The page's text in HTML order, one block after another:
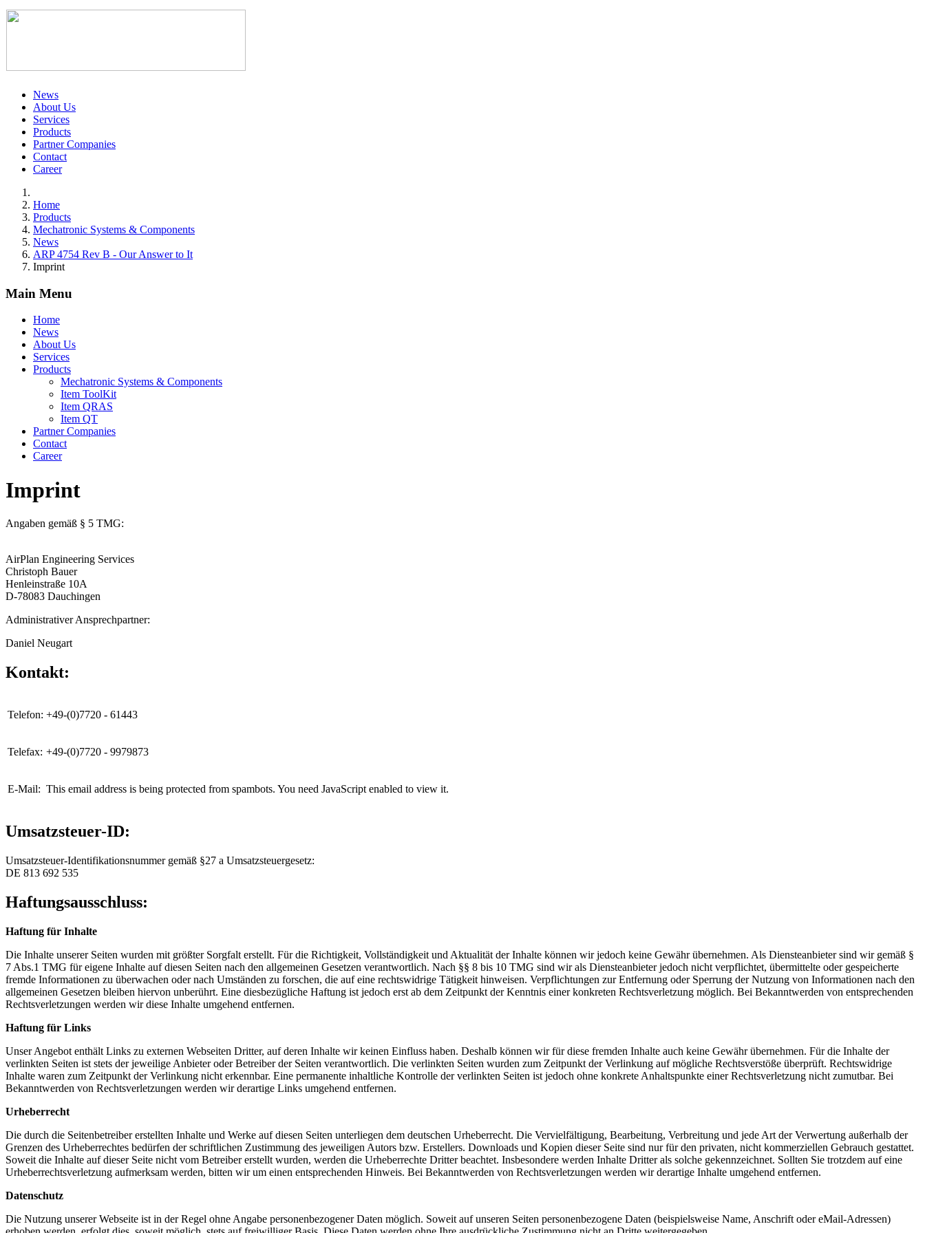
News
About Us
Services
Products
Partner Companies
Contact
Career
Home
Products
Mechatronic Systems & Components
News
ARP 4754 Rev B - Our Answer to It
Imprint
Main Menu
Home
News
About Us
Services
Products
Mechatronic Systems & Components
Item ToolKit
Item QRAS
Item QT
Partner Companies
Contact
Career
Imprint
Angaben gemäß § 5 TMG:
AirPlan Engineering Services
Christoph Bauer
Henleinstraße 10A
D-78083 Dauchingen
Administrativer Ansprechpartner:
Daniel Neugart
Kontakt:
Telefon: +49-(0)7720 - 61443
Telefax: +49-(0)7720 - 9979873
E-Mail: This email address is being protected from spambots. You need JavaScript enabled to view it.
Umsatzsteuer-ID:
Umsatzsteuer-Identifikationsnummer gemäß §27 a Umsatzsteuergesetz:
DE 813 692 535
Haftungsausschluss:
Haftung für Inhalte
Die Inhalte unserer Seiten wurden mit größter Sorgfalt erstellt. Für die Richtigkeit, Vollständigkeit und Aktualität der Inhalte können wir jedoch keine Gewähr übernehmen. Als Diensteanbieter sind wir gemäß §
7 Abs.1 TMG für eigene Inhalte auf diesen Seiten nach den allgemeinen Gesetzen verantwortlich. Nach §§ 8 bis 10 TMG sind wir als Diensteanbieter jedoch nicht verpflichtet, übermittelte oder gespeicherte
fremde Informationen zu überwachen oder nach Umständen zu forschen, die auf eine rechtswidrige Tätigkeit hinweisen. Verpflichtungen zur Entfernung oder Sperrung der Nutzung von Informationen nach den
allgemeinen Gesetzen bleiben hiervon unberührt. Eine diesbezügliche Haftung ist jedoch erst ab dem Zeitpunkt der Kenntnis einer konkreten Rechtsverletzung möglich. Bei Bekanntwerden von entsprechenden
Rechtsverletzungen werden wir diese Inhalte umgehend entfernen.
Haftung für Links
Unser Angebot enthält Links zu externen Webseiten Dritter, auf deren Inhalte wir keinen Einfluss haben. Deshalb können wir für diese fremden Inhalte auch keine Gewähr übernehmen. Für die Inhalte der
verlinkten Seiten ist stets der jeweilige Anbieter oder Betreiber der Seiten verantwortlich. Die verlinkten Seiten wurden zum Zeitpunkt der Verlinkung auf mögliche Rechtsverstöße überprüft. Rechtswidrige
Inhalte waren zum Zeitpunkt der Verlinkung nicht erkennbar. Eine permanente inhaltliche Kontrolle der verlinkten Seiten ist jedoch ohne konkrete Anhaltspunkte einer Rechtsverletzung nicht zumutbar. Bei
Bekanntwerden von Rechtsverletzungen werden wir derartige Links umgehend entfernen.
Urheberrecht
Die durch die Seitenbetreiber erstellten Inhalte und Werke auf diesen Seiten unterliegen dem deutschen Urheberrecht. Die Vervielfältigung, Bearbeitung, Verbreitung und jede Art der Verwertung außerhalb der
Grenzen des Urheberrechtes bedürfen der schriftlichen Zustimmung des jeweiligen Autors bzw. Erstellers. Downloads und Kopien dieser Seite sind nur für den privaten, nicht kommerziellen Gebrauch gestattet.
Soweit die Inhalte auf dieser Seite nicht vom Betreiber erstellt wurden, werden die Urheberrechte Dritter beachtet. Insbesondere werden Inhalte Dritter als solche gekennzeichnet. Sollten Sie trotzdem auf eine
Urheberrechtsverletzung aufmerksam werden, bitten wir um einen entsprechenden Hinweis. Bei Bekanntwerden von Rechtsverletzungen werden wir derartige Inhalte umgehend entfernen.
Datenschutz
Die Nutzung unserer Webseite ist in der Regel ohne Angabe personenbezogener Daten möglich. Soweit auf unseren Seiten personenbezogene Daten (beispielsweise Name, Anschrift oder eMail-Adressen)